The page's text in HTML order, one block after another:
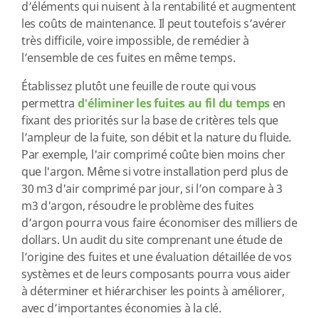
d’éléments qui nuisent à la rentabilité et augmentent
les coûts de maintenance. Il peut toutefois s’avérer
très difficile, voire impossible, de remédier à
l’ensemble de ces fuites en même temps.
Établissez plutôt une feuille de route qui vous
permettra d'éliminer les fuites au fil du tempsen
fixant des priorités sur la base de critères tels que
l’ampleur de la fuite, son débit et la nature du fluide.
Par exemple, l'air comprimé coûte bien moins cher
que l'argon. Même si votre installation perd plus de
30 m3 d'air comprimé par jour, si l’on compare à 3
m3 d'argon, résoudre le problème des fuites
d’argon pourra vous faire économiser des milliers de
dollars. Un audit du site comprenant une étude de
l’origine des fuites et une évaluation détaillée de vos
systèmes et de leurs composants pourra vous aider
à déterminer et hiérarchiser les points à améliorer,
avec d’importantes économies à la clé.